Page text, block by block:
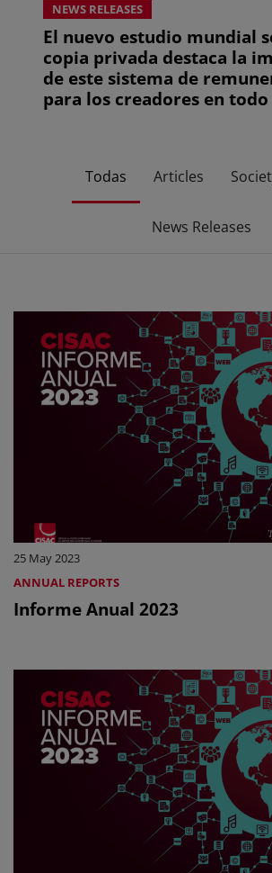
NEWS RELEASES
El nuevo estudio mundial
copia privada destaca la
de este sistema de
para los creadores en
Todas Articles
News Releases
25 May 2023
ANNUAL REPORTS
Informe Anual 2023